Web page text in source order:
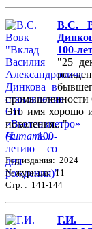
В.С.
100-
"25
Это имя хорошо
поколения..."
Читать...
Год издания: 2024
№ журнала: 11
Стр. : 141-144
Г.И.